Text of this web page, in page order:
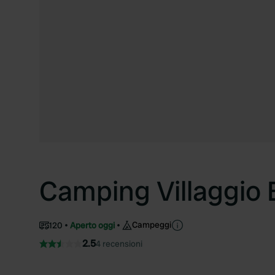
Camping Villaggio
120 Aperto oggi Campeggi
2.54 recensioni